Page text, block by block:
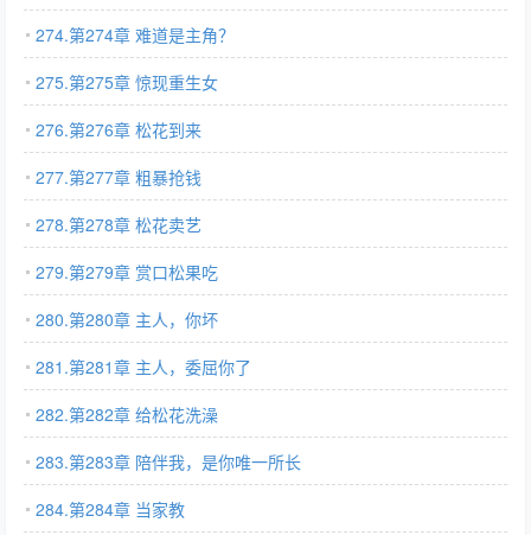
274.第274章 难道是主角？
275.第275章 惊现重生女
276.第276章 松花到来
277.第277章 粗暴抢钱
278.第278章 松花卖艺
279.第279章 赏口松果吃
280.第280章 主人，你坏
281.第281章 主人，委屈你了
282.第282章 给松花洗澡
283.第283章 陪伴我，是你唯一所长
284.第284章 当家教